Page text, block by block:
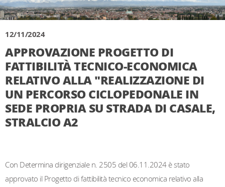
12/11/2024
APPROVAZIONE PROGETTO DI
FATTIBILITÀ TECNICO-ECONOMICA
RELATIVO ALLA "REALIZZAZIONE DI
UN PERCORSO CICLOPEDONALE IN
SEDE PROPRIA SU STRADA DI CASALE,
STRALCIO A2
Con Determina dirigenziale n. 2505 del 06.11.2024 è stato
approvato il Progetto di fattibilità tecnico economica relativo alla